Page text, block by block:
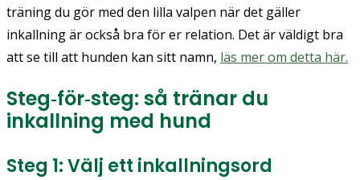
träning du gör med den lilla valpen när det gäller
inkallning är också bra för er relation. Det är väldigt bra
att se till att hunden kan sitt namn, läs mer om detta här.
Steg‑för‑steg: så tränar du
inkallning med hund
Steg 1: Välj ett inkallningsord